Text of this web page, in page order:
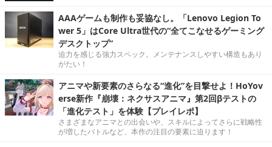
AAAゲームも制作も妥協なし。「Lenovo Legion To
wer 5」はCore Ultra世代の“全てこなせるゲーミング
デスクトップ”
迫力を感じる強力スペック。メンテナンスしやすい構造もあり
がたい！
アニマや新要素のさらなる“進化”を目撃せよ！HoYov
erse新作『崩壊：ネクサスアニマ』第2回βテストの
「進化テスト」を体験【プレイレポ】
さまざまなアニマとの出会いや、スキルによってさらに戦略性
が増したバトルなど、本作の注目の要素に迫ります！